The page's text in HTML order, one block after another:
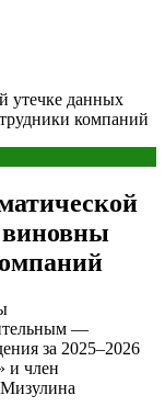
утечке данных
компаний
—
за 2025–2026
и член